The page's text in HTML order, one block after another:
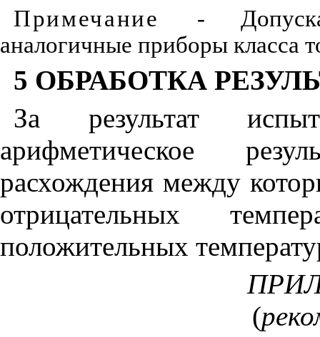
Примечание -
аналогичные приборы класса
5 ОБРАБОТКА
За результат
арифметическое
расхождения между
отрицательных
положительных
(